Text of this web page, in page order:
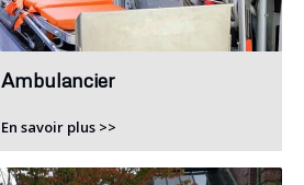
Ambulancier
En savoir plus >>